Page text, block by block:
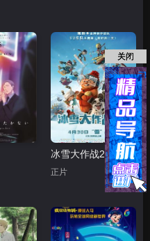
冰雪大作战2（原声版）
正片
关闭